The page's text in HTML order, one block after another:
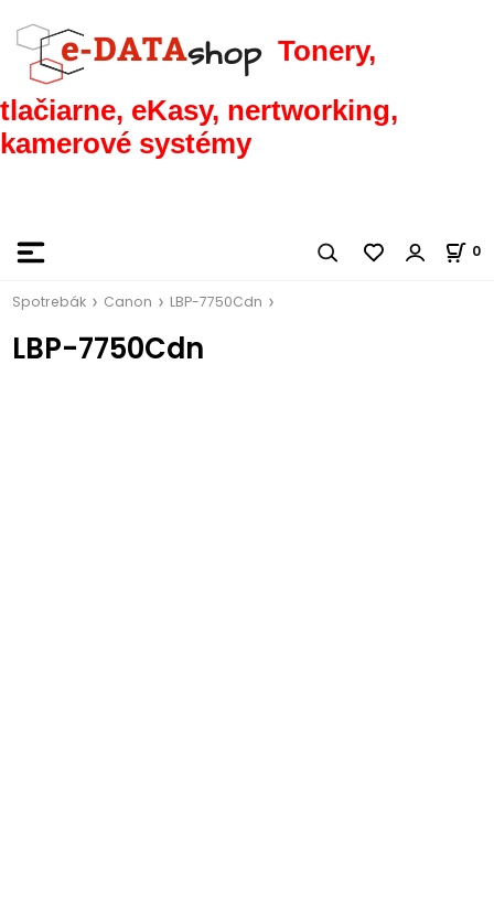
Tonery,
tlačiarne, eKasy, nertworking,
kamerové systémy
0
Spotrebák Canon LBP-7750Cdn
LBP-7750Cdn